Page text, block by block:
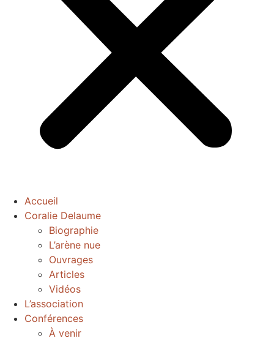
Accueil
Coralie Delaume
Biographie
L’arène nue
Ouvrages
Articles
Vidéos
L’association
Conférences
À venir